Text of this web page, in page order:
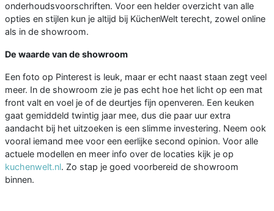
onderhoudsvoorschriften. Voor een helder overzicht van alle
opties en stijlen kun je altijd bij KüchenWelt terecht, zowel online
als in de showroom.
De waarde van de showroom
Een foto op Pinterest is leuk, maar er echt naast staan zegt veel
meer. In de showroom zie je pas echt hoe het licht op een mat
front valt en voel je of de deurtjes fijn openveren. Een keuken
gaat gemiddeld twintig jaar mee, dus die paar uur extra
aandacht bij het uitzoeken is een slimme investering. Neem ook
vooral iemand mee voor een eerlijke second opinion. Voor alle
actuele modellen en meer info over de locaties kijk je op
kuchenwelt.nl. Zo stap je goed voorbereid de showroom
binnen.